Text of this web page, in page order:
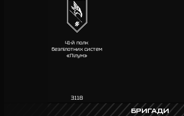
41-й полк
безпілотних систем
«Пілум»
3118
БРИГАДИ